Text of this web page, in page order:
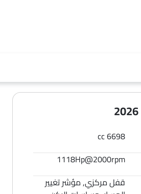
6698 cc
1118Hp@2000rpm
قفل مركزي, مؤشر تغيير